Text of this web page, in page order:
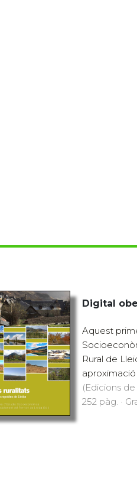
Digital
Aquest
Rural de
aproximació
(Edicions de
252 pàg. ·